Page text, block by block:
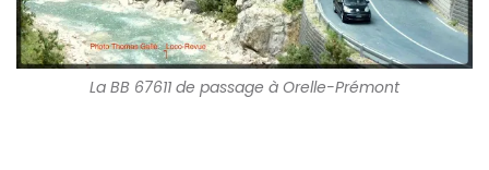
La BB 67611 de passage à Orelle-Prémont